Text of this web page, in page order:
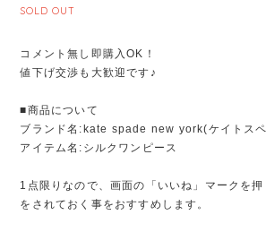
SOLD OUT
コメント無し即購入OK！
値下げ交渉も大歓迎です♪
■商品について
ブランド名:kate spade new york(ケイトス
アイテム名:シルクワンピース
1点限りなので、画面の「いいね」マークを
をされておく事をおすすめします。